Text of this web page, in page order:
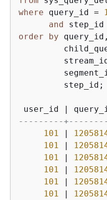
where query_id =
and step_id
order
by query_id,
         step_id;
user_id |
---------
101
|
101
|
101
|
101
|
101
|
101
|